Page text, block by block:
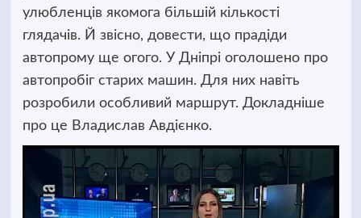
улюбленців якомога більшій кількості
глядачів. Й звісно, довести, що прадіди
автопрому ще огого. У Дніпрі оголошено про
автопробіг старих машин. Для них навіть
розробили особливий маршрут. Докладніше
про це Владислав Авдієнко.
Відеопрогравач